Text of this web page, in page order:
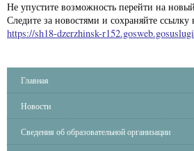
Не упустите возможность перейти на
Следите за новостями и сохраняйте ссылку
https://sh18-dzerzhinsk-
Главная
Новости
Сведения об образовательной организации